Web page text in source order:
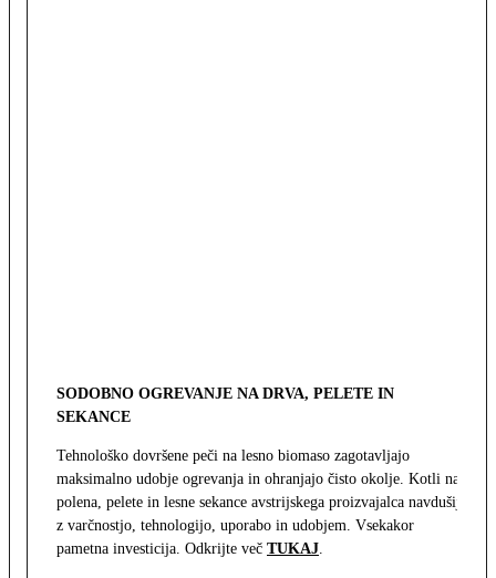
SODOBNO OGREVANJE NA DRVA, PELETE IN
SEKANCE
Tehnološko dovršene peči na lesno biomaso zagotavljajo
maksimalno udobje ogrevanja in ohranjajo čisto okolje. Kotli na
polena, pelete in lesne sekance avstrijskega proizvajalca navdušijo
z varčnostjo, tehnologijo, uporabo in udobjem. Vsekakor
pametna investicija. Odkrijte več TUKAJ.